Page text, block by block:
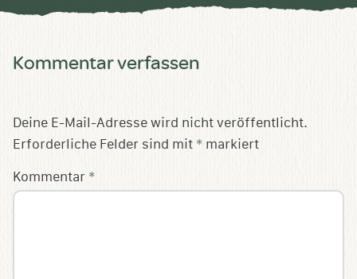
Kommentar verfassen
Deine E-Mail-Adresse wird nicht veröffentlicht.
Erforderliche Felder sind mit * markiert
Kommentar *